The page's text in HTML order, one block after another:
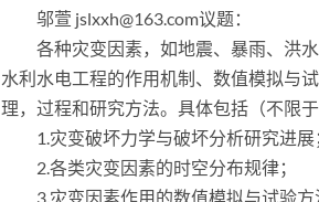
邬萱 jslxxh@163.com议题：
各种灾变因素，如地震、暴雨、洪
水利水电工程的作用机制、数值模拟与
理，过程和研究方法。具体包括（不限于
1.灾变破坏力学与破坏分析研究进展
2.各类灾变因素的时空分布规律；
3.灾变因素作用的数值模拟与试验方